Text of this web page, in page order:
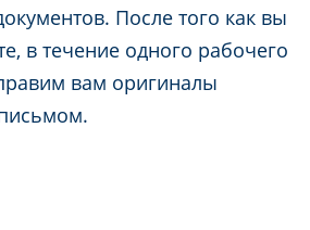
После того как вы
в течение одного рабочего
вам оригиналы